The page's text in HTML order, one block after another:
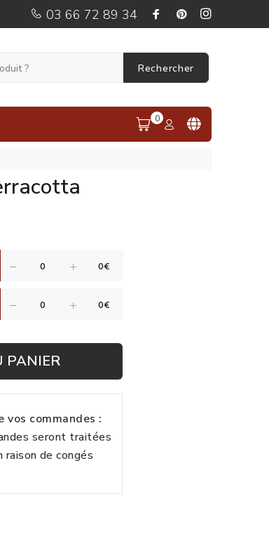
03 66 72 89 34
Rechercher
0
PANIER
commandes :
seront traitées
de congés